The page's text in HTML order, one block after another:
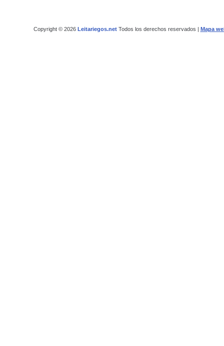
Copyright © 2026 Leitariegos.netTodos los derechos reservados | Mapa